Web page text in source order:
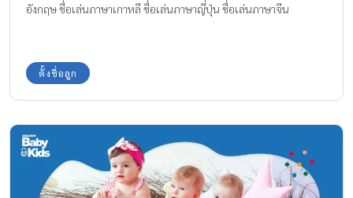
อังกฤษ ชื่อเล่นภาษาเกาหลี ชื่อเล่นภาษาญี่ปุ่น ชื่อเล่นภาษาจีน
ตั้งชื่อลูก